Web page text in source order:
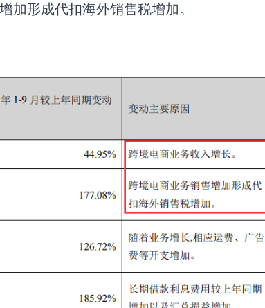
加形成代扣海外销售税增加。